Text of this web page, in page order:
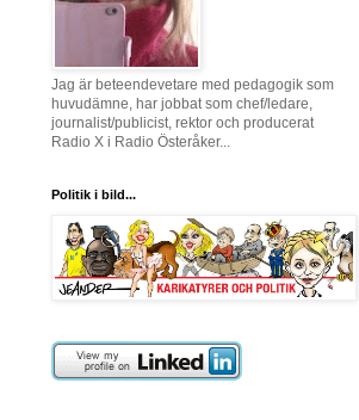
Jag är beteendevetare med pedagogik som
huvudämne, har jobbat som chef/ledare,
journalist/publicist, rektor och producerat
Radio X i Radio Österåker...
Politik i bild...